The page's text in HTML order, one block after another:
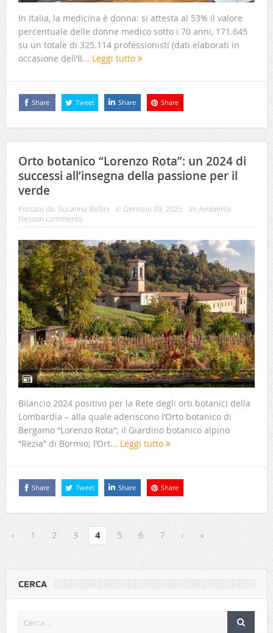
In Italia, la medicina è donna: si attesta al 53% il valore
percentuale delle donne medico sotto i 70 anni, 171.645
su un totale di 325.114 professionisti (dati elaborati in
occasione dell’8... Leggi tutto
Share Tweet Share Share
Orto botanico “Lorenzo Rota”: un 2024 di
successi all’insegna della passione per il
verde
Postato da: Susanna Bellini il: Gennaio 09, 2025 In: Ambiente
Nessun commento
Bilancio 2024 positivo per la Rete degli orti botanici della
Lombardia – alla quale aderiscono l’Orto botanico di
Bergamo “Lorenzo Rota”; il Giardino botanico alpino
“Rezia” di Bormio; l’Ort... Leggi tutto
Share Tweet Share Share
‹ 1 2 3 4 5 6 7 › »
CERCA